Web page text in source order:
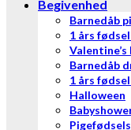
Begivenhed
Barnedåb
1 års
Valentine’s
Barnedåb
1 års
Halloween